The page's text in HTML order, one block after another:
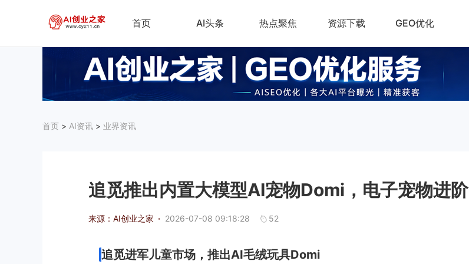
首页 AI头条 热点聚焦 资源下载 GEO优化
首页 > AI资讯 > 业界资讯
追觅推出内置大模型AI宠物Domi，电子宠物进阶
来源：AI创业之家 · 2026-07-08 09:18:28 52
追觅进军儿童市场，推出AI毛绒玩具Domi